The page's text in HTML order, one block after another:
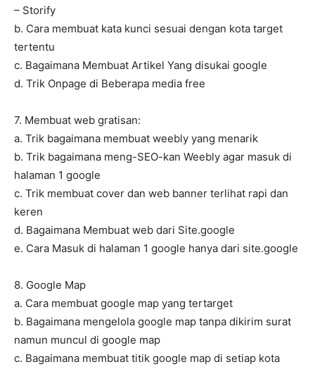
– Storify
b. Cara membuat kata kunci sesuai dengan kota target
tertentu
c. Bagaimana Membuat Artikel Yang disukai google
d. Trik Onpage di Beberapa media free
7. Membuat web gratisan:
a. Trik bagaimana membuat weebly yang menarik
b. Trik bagaimana meng-SEO-kan Weebly agar masuk di
halaman 1 google
c. Trik membuat cover dan web banner terlihat rapi dan
keren
d. Bagaimana Membuat web dari Site.google
e. Cara Masuk di halaman 1 google hanya dari site.google
8. Google Map
a. Cara membuat google map yang tertarget
b. Bagaimana mengelola google map tanpa dikirim surat
namun muncul di google map
c. Bagaimana membuat titik google map di setiap kota